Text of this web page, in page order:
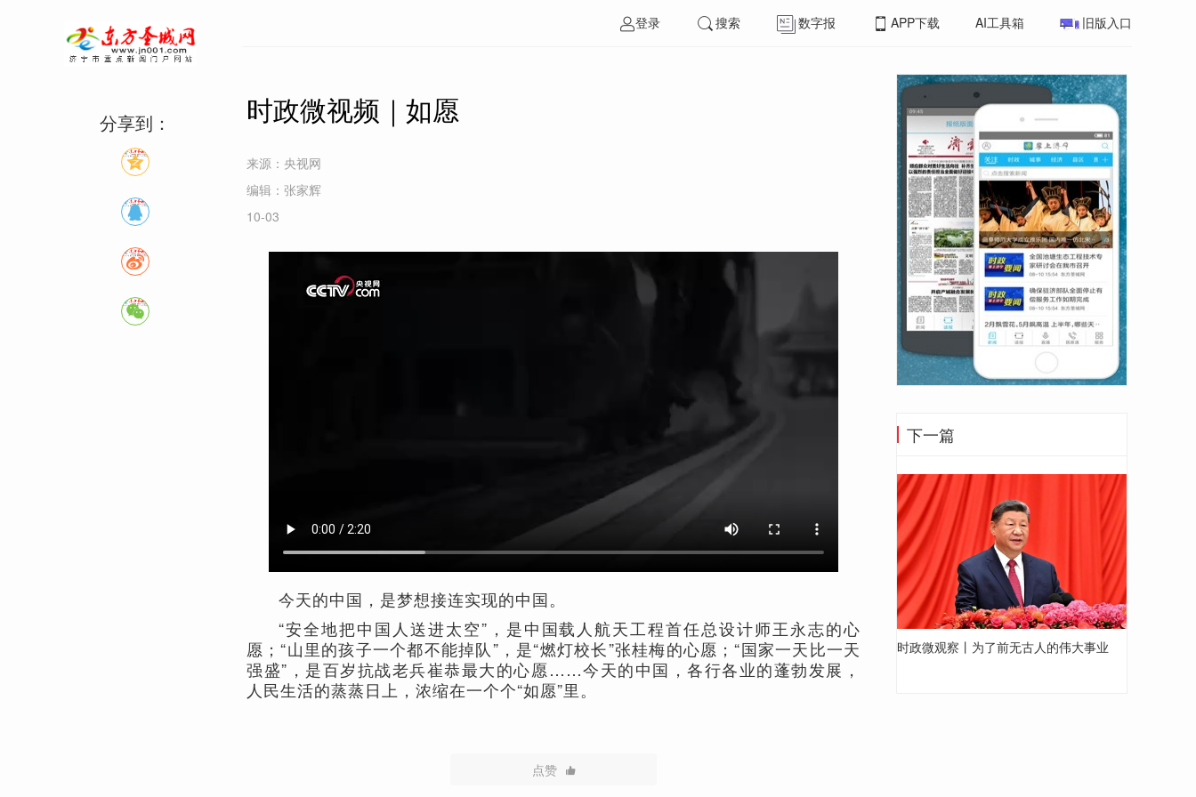
分享到：
登录 搜索 数字报 APP下载 AI工具箱 旧版入口
时政微视频｜如愿
来源：央视网
编辑：张家辉
10-03
今天的中国，是梦想接连实现的中国。
“安全地把中国人送进太空”，是中国载人航天工程首任总设计师王永志的心
愿；“山里的孩子一个都不能掉队”，是“燃灯校长”张桂梅的心愿；“国家一天比一天
强盛”，是百岁抗战老兵崔恭最大的心愿……今天的中国，各行各业的蓬勃发展，
人民生活的蒸蒸日上，浓缩在一个个“如愿”里。
点赞
下一篇
时政微观察丨为了前无古人的伟大事业